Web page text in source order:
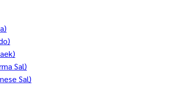
Sal)
Sal)